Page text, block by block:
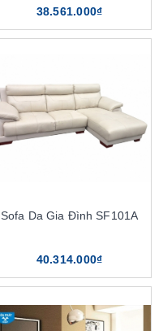
38.561.000₫
Sofa Da Gia Đình SF101A
40.314.000₫